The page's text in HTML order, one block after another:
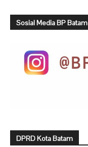
Sosial Media BP Batam
DPRD Kota Batam